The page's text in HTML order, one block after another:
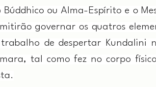
ou Alma-Espírito e o
governar os quatros
de despertar Kundalini
tal como fez no corpo